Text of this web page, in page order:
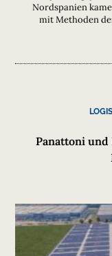
Nordspanien
mit Methoden
Panattoni